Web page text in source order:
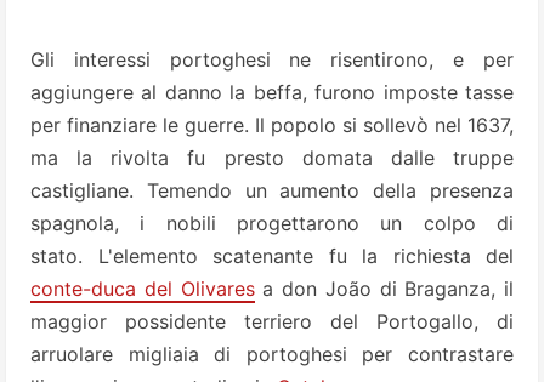
Gli interessi portoghesi ne risentirono, e per
aggiungere al danno la beffa, furono imposte tasse
per finanziare le guerre. Il popolo si sollevò nel 1637,
ma la rivolta fu presto domata dalle truppe
castigliane. Temendo un aumento della presenza
spagnola, i nobili progettarono un colpo di
stato. L'elemento scatenante fu la richiesta del
conte-duca del Olivaresa don João di Braganza, il
maggior possidente terriero del Portogallo, di
arruolare migliaia di portoghesi per contrastare